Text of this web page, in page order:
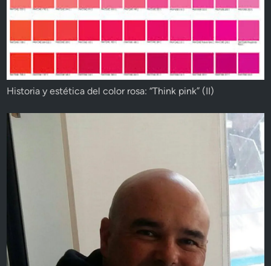
Historia y estética del color rosa: “Think pink” (II)